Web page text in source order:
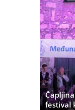
festival